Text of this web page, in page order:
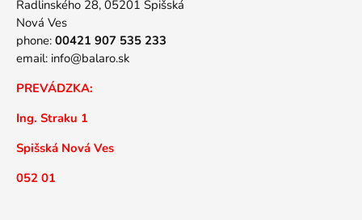
Radlinského 28, 05201 Spišská
Nová Ves
phone: 00421 907 535 233
email: info@balaro.sk
PREVÁDZKA:
Ing. Straku 1
Spišská Nová Ves
052 01